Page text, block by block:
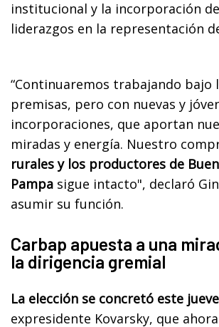
institucional y la incorporación
liderazgos en la representación
“Continuaremos trabajando bajo
premisas, pero con nuevas y
incorporaciones, que aportan
miradas y energía. Nuestro
rurales y los productores de
Pampa sigue intacto", declaró
asumir su función.
Carbap apuesta a una
la dirigencia gremial
La elección se concretó este
expresidente Kovarsky, que